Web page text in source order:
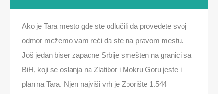
Ako je Tara mesto gde ste odlučili da provedete svoj
odmor možemo vam reći da ste na pravom mestu.
Još jedan biser zapadne Srbije smešten na granici sa
BiH, koji se oslanja na Zlatibor i Mokru Goru jeste i
planina Tara. Njen najviši vrh je Zborište 1.544